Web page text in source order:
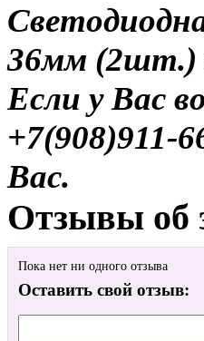
36мм (2шт.)
Если у Вас
+7(908)911-
Вас.
Отзывы об
Пока нет ни одного отзыва
Оставить свой отзыв: